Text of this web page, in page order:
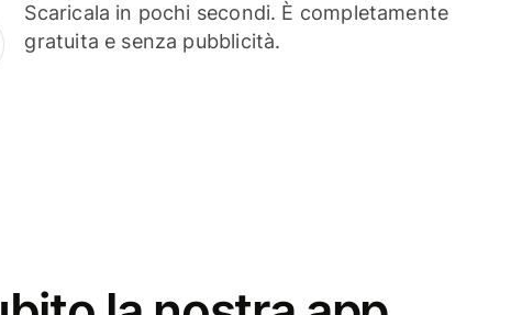
Scaricala in pochi secondi. È completamente
gratuita e senza pubblicità.